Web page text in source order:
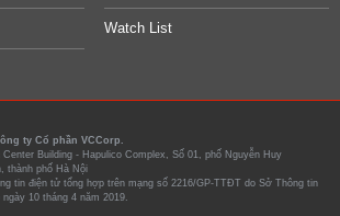
Watch List
ty Cổ phần VCCorp.
Building - Hapulico Complex, Số 01, phố Nguyễn Huy
thành phố Hà Nội
tin điện tử tổng hợp trên mạng số 2216/GP-TTĐT do Sở Thông tin
10 tháng 4 năm 2019.